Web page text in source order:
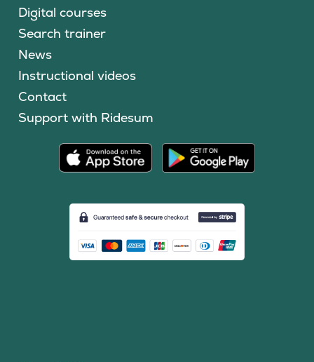
Digital courses
Search trainer
News
Instructional videos
Contact
Support with Ridesum